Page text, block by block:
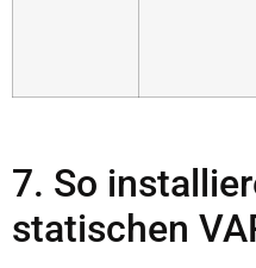
7. So
statischen